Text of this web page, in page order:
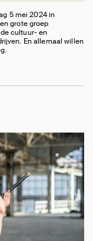
5 mei 2024 in
grote groep
cultuur- en
En allemaal willen